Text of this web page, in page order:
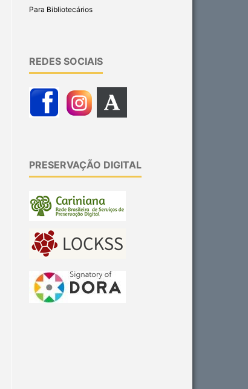
Para Bibliotecários
REDES SOCIAIS
PRESERVAÇÃO DIGITAL